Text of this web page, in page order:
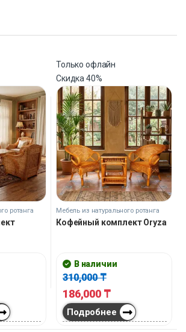
ротанга
Только офлайн
Скидка40%
Мебель из натурального ротанга
Кофейный комплект Oryza
В наличии
310,000₸
186,000 ₸
Подробнее